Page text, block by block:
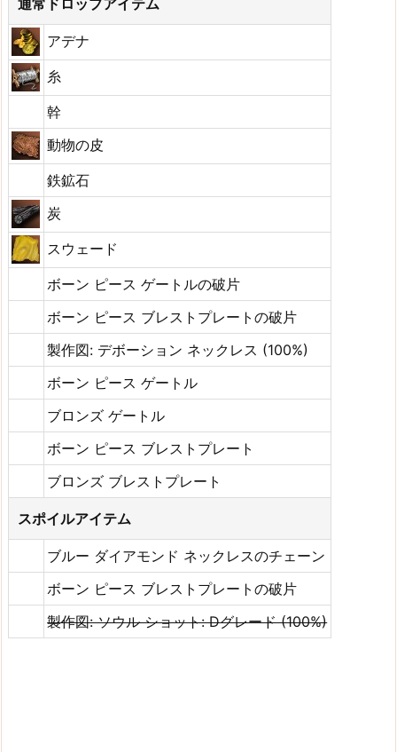
アデナ
糸
幹
動物の皮
鉄鉱石
炭
スウェード
ボーン ピース ゲートルの破片
ボーン ピース ブレストプレートの破片
製作図: デボーション ネックレス (100%)
ボーン ピース ゲートル
ブロンズ ゲートル
ボーン ピース ブレストプレート
ブロンズ ブレストプレート
スポイルアイテム
ブルー ダイアモンド ネックレスのチェーン
ボーン ピース ブレストプレートの破片
製作図: ソウル ショット: Dグレード (100%)